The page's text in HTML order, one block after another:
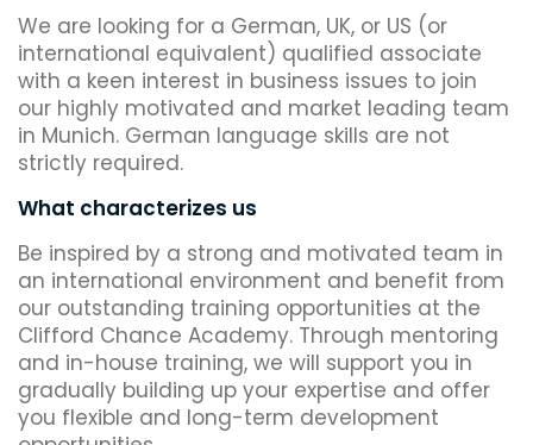
We are looking for a German, UK, or US (or
international equivalent) qualified associate
with a keen interest in business issues to join
our highly motivated and market leading team
in Munich. German language skills are not
strictly required.
What characterizes us
Be inspired by a strong and motivated team in
an international environment and benefit from
our outstanding training opportunities at the
Clifford Chance Academy. Through mentoring
and in-house training, we will support you in
gradually building up your expertise and offer
you flexible and long-term development